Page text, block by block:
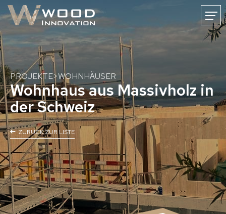
HOME
WOODINNOVATION
KARRIERE
KONTAKT
FR
Holzmassivbau
Bauen mit Massivholz
CLT-Holzmassivbau
CLT-Oberflächen
CNC-Holzabbund
Baulösungen
PROJEKTE>WOHNHÄUSER
Wohnhaus aus Massivholz in
der Schweiz
ZURUCK ZUR LISTE